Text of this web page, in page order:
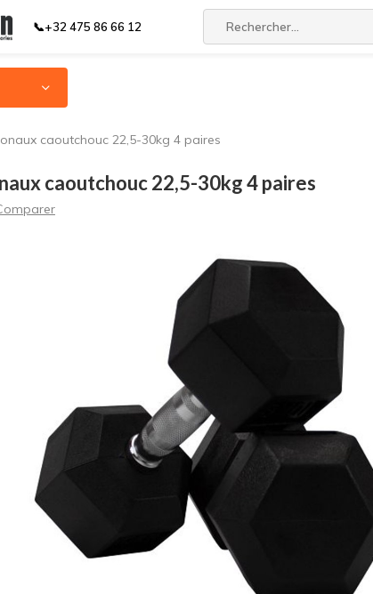
📞+32 475 86 66 12
caoutchouc 22,5-30kg 4 paires
caoutchouc 22,5-30kg 4 paires